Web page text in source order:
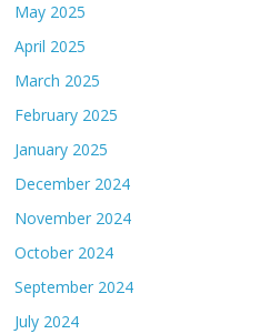
May 2025
April 2025
March 2025
February 2025
January 2025
December 2024
November 2024
October 2024
September 2024
July 2024